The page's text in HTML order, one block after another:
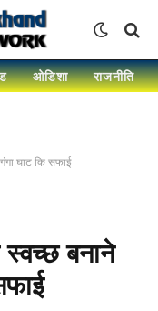
ओडिशा राजनीति
घाट कि सफाई
बनाने